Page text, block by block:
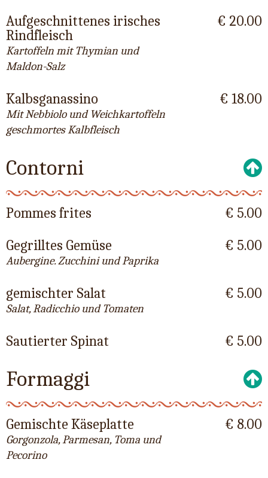
Aufgeschnittenes irisches
Rindfleisch
Kartoffeln mit Thymian und
Maldon-Salz
€ 20.00
Kalbsganassino
Mit Nebbiolo und Weichkartoffeln
geschmortes Kalbfleisch
€ 18.00
Contorni
Pommes frites
€ 5.00
Gegrilltes Gemüse
Aubergine. Zucchini und Paprika
€ 5.00
gemischter Salat
Salat, Radicchio und Tomaten
€ 5.00
Sautierter Spinat € 5.00
Formaggi
Gemischte Käseplatte
Gorgonzola, Parmesan, Toma und
Pecorino
€ 8.00